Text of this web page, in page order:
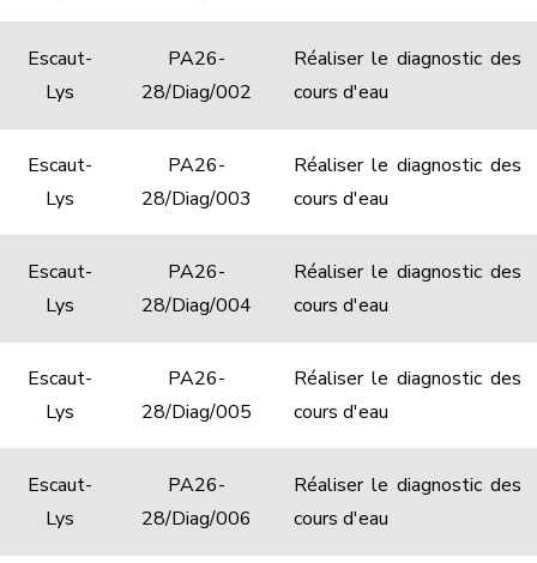
Escaut-
Lys
PA26-
28/Diag/002
Réaliser le diagnostic des
cours d'eau
Escaut-
Lys
PA26-
28/Diag/003
Réaliser le diagnostic des
cours d'eau
Escaut-
Lys
PA26-
28/Diag/004
Réaliser le diagnostic des
cours d'eau
Escaut-
Lys
PA26-
28/Diag/005
Réaliser le diagnostic des
cours d'eau
Escaut-
Lys
PA26-
28/Diag/006
Réaliser le diagnostic des
cours d'eau